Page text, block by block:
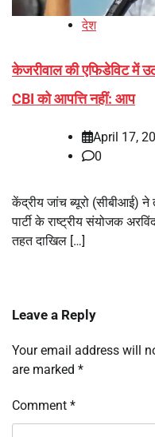
देश
केजरीवाल की एफिडेविट में
CBI को आपत्ति नहीं: आप
April 17,
0
केंद्रीय जांच ब्यूरो (सीबीआई)
पार्टी के राष्ट्रीय संयोजक
तहत दाखिल […]
Leave a Reply
Your email address will
are marked *
Comment *